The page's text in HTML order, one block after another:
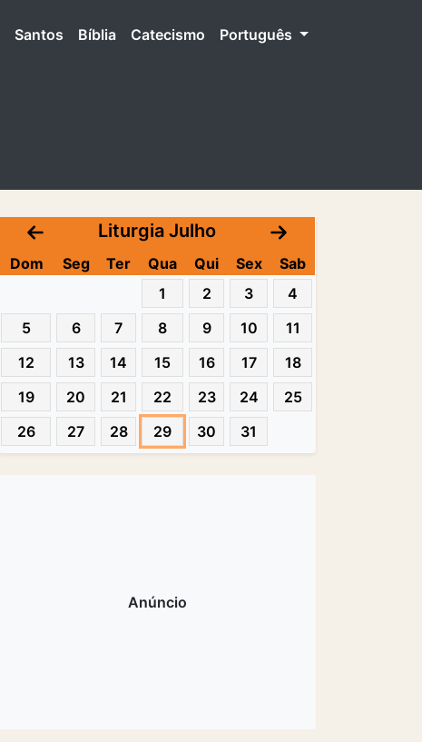
Santos Bíblia Catecismo Português
Liturgia Julho
Dom Seg Ter Qua Qui Sex
Sab
1
2 3
4
5
6 7 8 9 10
11
12
13 14 15 16 17
18
19
20 21 22 23 24
25
26
27 28 29 30 31